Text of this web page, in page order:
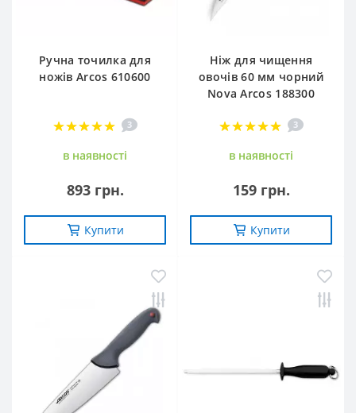
Ручна точилка для
ножів Arcos 610600
3
в наявностi
893 грн.
Купити
Ніж для чищення
овочів 60 мм чорний
Nova Arcos 188300
3
в наявностi
159 грн.
Купити